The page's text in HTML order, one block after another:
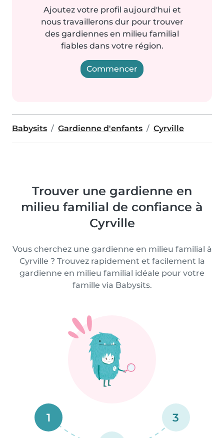
Ajoutez votre profil aujourd'hui et
nous travaillerons dur pour trouver
des gardiennes en milieu familial
fiables dans votre région.
Commencer
Babysits Gardienne d'enfants Cyrville
Trouver une gardienne en
milieu familial de confiance à
Cyrville
Vous cherchez une gardienne en milieu familial à
Cyrville ? Trouvez rapidement et facilement la
gardienne en milieu familial idéale pour votre
famille via Babysits.
1 3